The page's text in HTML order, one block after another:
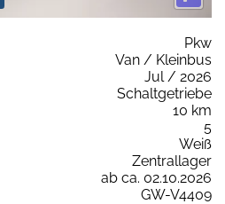
Pkw
Van / Kleinbus
Jul / 2026
Schaltgetriebe
10 km
5
Weiß
Zentrallager
ab ca. 02.10.2026
GW-V4409